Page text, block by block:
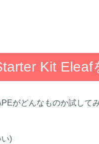
Kit
がどんなものか試して
い)